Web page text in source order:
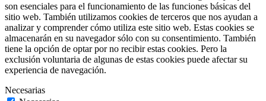
son esenciales para el funcionamiento de las funciones básicas del
sitio web. También utilizamos cookies de terceros que nos ayudan a
analizar y comprender cómo utiliza este sitio web. Estas cookies se
almacenarán en su navegador sólo con su consentimiento. También
tiene la opción de optar por no recibir estas cookies. Pero la
exclusión voluntaria de algunas de estas cookies puede afectar su
experiencia de navegación.
Necesarias